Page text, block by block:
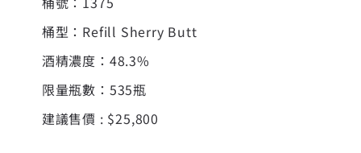
桶型：Refill Sherry Butt
酒精濃度：48.3%
限量瓶數：535瓶
建議售價 : $25,800